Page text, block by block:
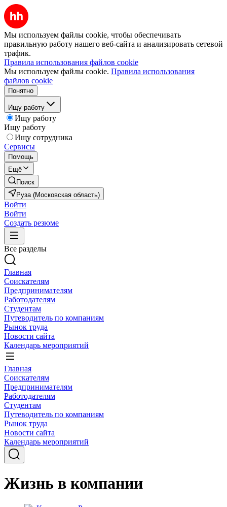
Мы используем файлы cookie, чтобы обеспечивать
правильную работу нашего веб-сайта и анализировать сетевой
трафик.
Правила использования файлов cookie
Мы используем файлы cookie. Правила использования
файлов cookie
Понятно
Ищу работу
Ищу работу
Ищу работу
Ищу сотрудника
Сервисы
Помощь
Ещё
Поиск
Руза (Московская область)
Войти
Войти
Создать резюме
Все разделы
Главная
Соискателям
Предпринимателям
Работодателям
Студентам
Путеводитель по компаниям
Рынок труда
Новости сайта
Календарь мероприятий
Главная
Соискателям
Предпринимателям
Работодателям
Студентам
Путеводитель по компаниям
Рынок труда
Новости сайта
Календарь мероприятий
Жизнь в компании